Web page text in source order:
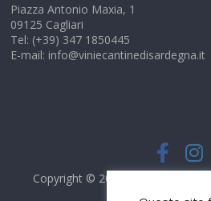
Piazza Antonio Maxia, 1
09125 Cagliari
Tel: (+39) 347 1850445
E-mail: info@viniecantinedisardegna.it
Copyright © 2026